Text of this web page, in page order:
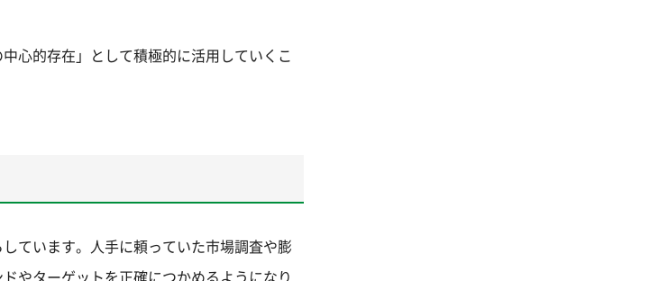
心的存在」として積極的に活用していくこ
ています。人手に頼っていた市場調査や膨